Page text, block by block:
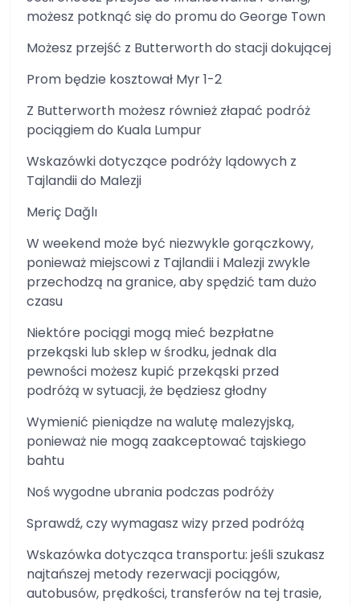
możesz potknąć się do promu do George Town
Możesz przejść z Butterworth do stacji dokującej
Prom będzie kosztował Myr 1-2
Z Butterworth możesz również złapać podróż
pociągiem do Kuala Lumpur
Wskazówki dotyczące podróży lądowych z
Tajlandii do Malezji
Meriç Dağlı
W weekend może być niezwykle gorączkowy,
ponieważ miejscowi z Tajlandii i Malezji zwykle
przechodzą na granice, aby spędzić tam dużo
czasu
Niektóre pociągi mogą mieć bezpłatne
przekąski lub sklep w środku, jednak dla
pewności możesz kupić przekąski przed
podróżą w sytuacji, że będziesz głodny
Wymienić pieniądze na walutę malezyjską,
ponieważ nie mogą zaakceptować tajskiego
bahtu
Noś wygodne ubrania podczas podróży
Sprawdź, czy wymagasz wizy przed podróżą
Wskazówka dotycząca transportu: jeśli szukasz
najtańszej metody rezerwacji pociągów,
autobusów, prędkości, transferów na tej trasie,